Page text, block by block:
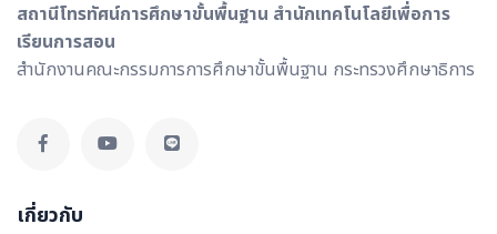
สถานีโทรทัศน์การศึกษาขั้นพื้นฐาน สำนักเทคโนโลยีเพื่อการ
เรียนการสอน
สำนักงานคณะกรรมการการศึกษาขั้นพื้นฐาน กระทรวงศึกษาธิการ
เกี่ยวกับ